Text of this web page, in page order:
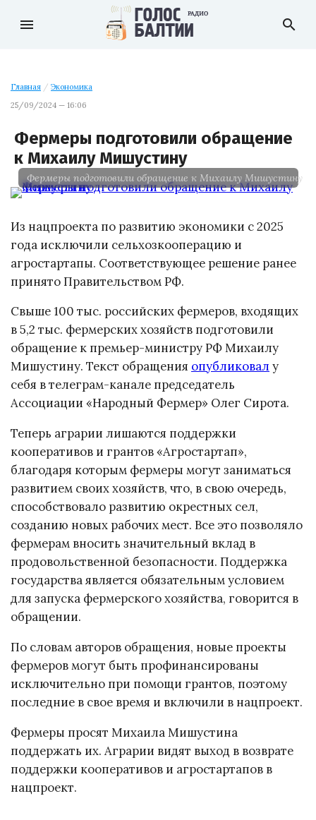
menu search
Главная / Экономика
25/09/2024 — 16:06
Фермеры подготовили обращение
к Михаилу Мишустину
Фермеры подготовили обращение к Михаилу Мишустину
Из нацпроекта по развитию экономики с 2025
года исключили сельхозкооперацию и
агростартапы. Соответствующее решение ранее
принято Правительством РФ.
Свыше 100 тыс. российских фермеров, входящих
в 5,2 тыс. фермерских хозяйств подготовили
обращение к премьер-министру РФ Михаилу
Мишустину. Текст обращения опубликовал у
себя в телеграм-канале председатель
Ассоциации «Народный Фермер» Олег Сирота.
Теперь аграрии лишаются поддержки
кооперативов и грантов «Агростартап»,
благодаря которым фермеры могут заниматься
развитием своих хозяйств, что, в свою очередь,
способствовало развитию окрестных сел,
созданию новых рабочих мест. Все это позволяло
фермерам вносить значительный вклад в
продовольственной безопасности. Поддержка
государства является обязательным условием
для запуска фермерского хозяйства, говорится в
обращении.
По словам авторов обращения, новые проекты
фермеров могут быть профинансированы
исключительно при помощи грантов, поэтому
последние в свое время и включили в нацпроект.
Фермеры просят Михаила Мишустина
поддержать их. Аграрии видят выход в возврате
поддержки кооперативов и агростартапов в
нацпроект.